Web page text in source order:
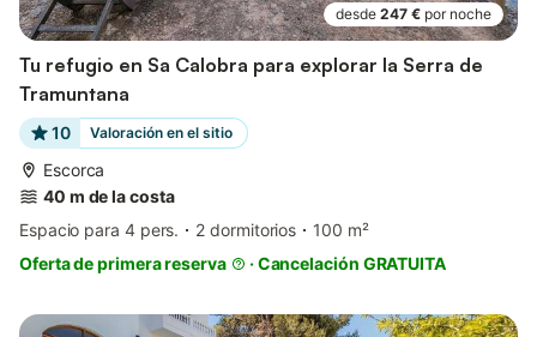
desde 247 € por noche
Tu refugio en Sa Calobra para explorar la Serra de
Tramuntana
10 Valoración en el sitio
Escorca
40 m de la costa
Espacio para 4 pers.
2 dormitorios
100 m²
Oferta de primera reserva
·Cancelación GRATUITA